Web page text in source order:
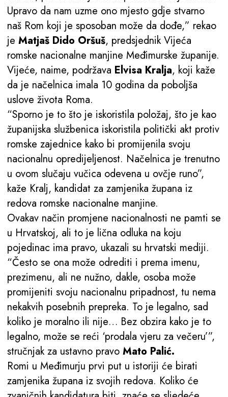
Upravo da nam uzme ono mjesto gdje stvarno
naš Rom koji je sposoban može da dođe,” rekao
je Matjaš Dido Oršuš, predsjednik Vijeća
romske nacionalne manjine Međimurske županije.
Vijeće, naime, podržava Elvisa Kralja, koji kaže
da je načelnica imala 10 godina da poboljša
uslove života Roma.
“Sporno je to što je iskoristila položaj, što je kao
županijska službenica iskoristila politički akt protiv
romske zajednice kako bi promijenila svoju
nacionalnu opredijeljenost. Načelnica je trenutno
u ovom slučaju vučica odevena u ovčje runo”,
kaže Kralj, kandidat za zamjenika župana iz
redova romske nacionalne manjine.
Ovakav način promjene nacionalnosti ne pamti se
u Hrvatskoj, ali to je lična odluka na koju
pojedinac ima pravo, ukazali su hrvatski mediji.
“Često se ona može odrediti i prema imenu,
prezimenu, ali ne nužno, dakle, osoba može
promijeniti svoju nacionalnu pripadnost, tu nema
nekakvih posebnih prepreka. To je legalno, sad
koliko je moralno ili nije… Bez obzira kako je to
legalno, može se reći ‘prodala vjeru za večeru’”,
stručnjak za ustavno pravo Mato Palić.
Romi u Međimurju prvi put u istoriji će birati
zamjenika župana iz svojih redova. Koliko će